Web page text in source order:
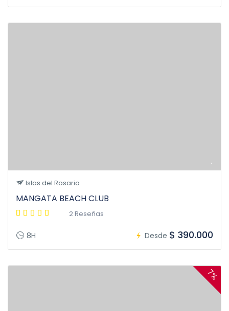
Islas del Rosario
MANGATA BEACH CLUB
2 Reseñas
8H Desde $ 390.000
7%